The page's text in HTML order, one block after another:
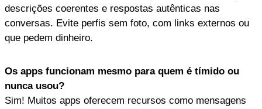
descrições coerentes e respostas autênticas nas
conversas. Evite perfis sem foto, com links externos ou
que pedem dinheiro.
Os apps funcionam mesmo para quem é tímido ou
nunca usou?
Sim! Muitos apps oferecem recursos como mensagens